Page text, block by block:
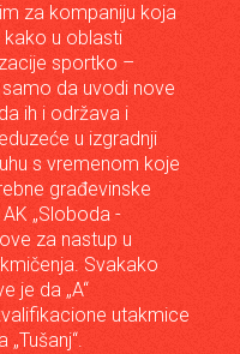
za kompaniju koja
u oblasti
sportko –
da uvodi nove
ih i održava i
u izgradnji
s vremenom koje
građevinske
„Sloboda -
za nastup u
Svakako
je da „A“
utakmice